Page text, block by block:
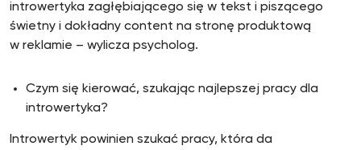
introwertyka zagłębiającego się w tekst i piszącego
świetny i dokładny content na stronę produktową
w reklamie – wylicza psycholog.
Czym się kierować, szukając najlepszej pracy dla
introwertyka?
Introwertyk powinien szukać pracy, która da